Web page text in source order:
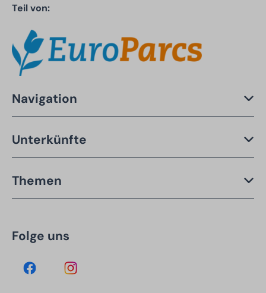
Teil von:
Navigation
Unterkünfte
Themen
Folge uns